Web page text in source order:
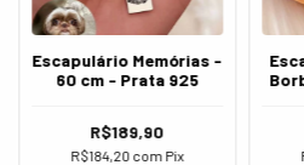
Escapulário Memórias -
60 cm - Prata 925
R$189,90
R$184,20 com Pix